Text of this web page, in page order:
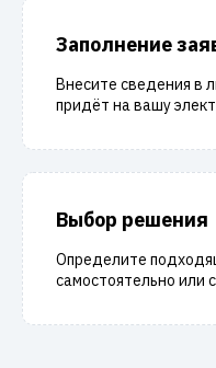
Заполнение
Внесите сведения в
придёт на вашу
Выбор решения
Определите
самостоятельно или